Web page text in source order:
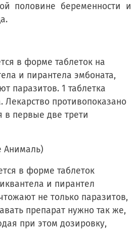
половине беременности и
в форме таблеток на
и пирантела эмбоната,
паразитов. 1 таблетка
Лекарство противопоказано
в первые две трети
Анималь)
в форме таблеток
и пирантел
не только паразитов,
препарат нужно так же,
при этом дозировку,